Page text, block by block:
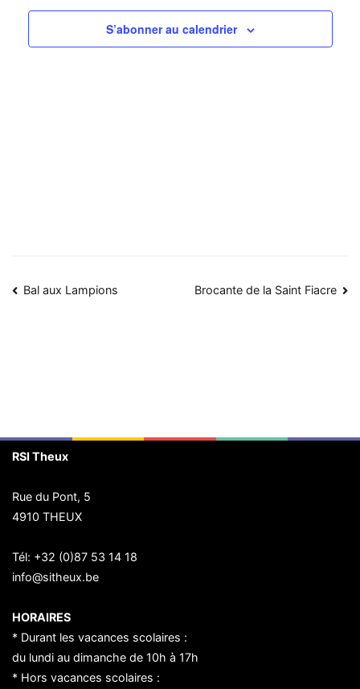
S’abonner au calendrier
Navigation
Bal aux Lampions Brocante de la Saint Fiacre
RSI Theux
Rue du Pont, 5
4910 THEUX
Tél: +32 (0)87 53 14 18
info@sitheux.be
HORAIRES
* Durant les vacances scolaires :
du lundi au dimanche de 10h à 17h
* Hors vacances scolaires :